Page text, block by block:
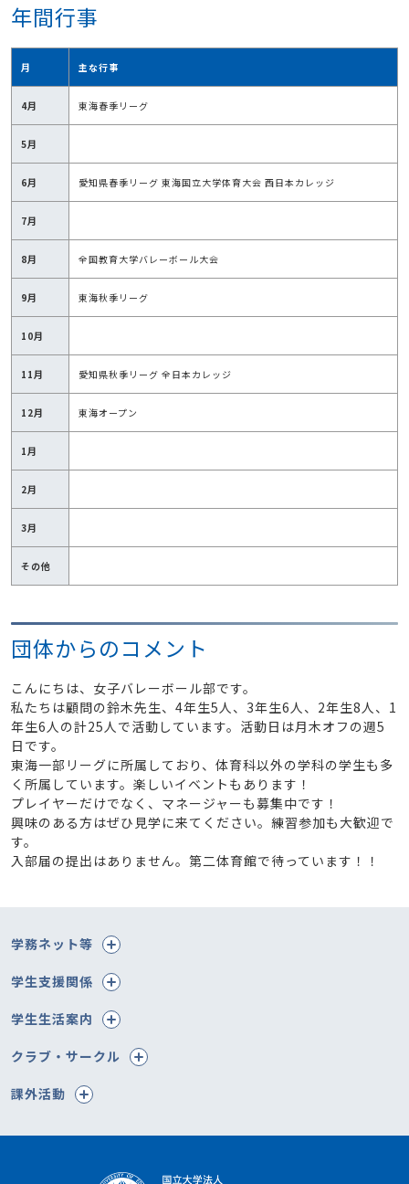
年間行事
月 主な行事
4月 東海春季リーグ
5月
6月 愛知県春季リーグ 東海国立大学体育大会 西日本カレッジ
7月
8月 全国教育大学バレーボール大会
9月 東海秋季リーグ
10月
11月 愛知県秋季リーグ 全日本カレッジ
12月 東海オープン
1月
2月
3月
その他
団体からのコメント
こんにちは、女子バレーボール部です。
私たちは顧問の鈴木先生、4年生5人、3年生6人、2年生8人、1
年生6人の計25人で活動しています。活動日は月木オフの週5
日です。
東海一部リーグに所属しており、体育科以外の学科の学生も多
く所属しています。楽しいイベントもあります！
プレイヤーだけでなく、マネージャーも募集中です！
興味のある方はぜひ見学に来てください。練習参加も大歓迎で
す。
入部届の提出はありません。第二体育館で待っています！！
学務ネット等
学生支援関係
学生生活案内
クラブ・サークル
課外活動